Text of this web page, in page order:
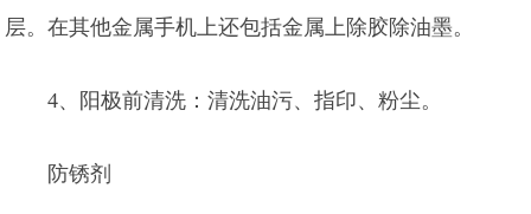
层。在其他金属手机上还包括金属上除胶除油墨。
4、阳极前清洗：清洗油污、指印、粉尘。
防锈剂